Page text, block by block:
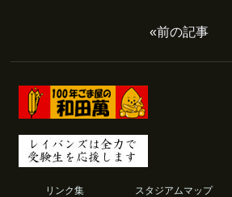
«前の記事
リンク集 スタジアムマップ